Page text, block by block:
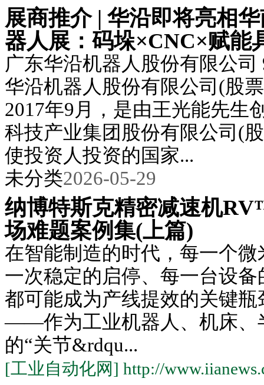
展商推介 | 华沿即将亮相
器人展：码垛×CNC×赋能
广东华沿机器人股份有限公司
华沿机器人股份有限公司(股
2017年9月，是由王光能先生
科技产业集团股份有限公司(
使投资人投资的国家...
未分类2026-05-29
纳博特斯克精密减速机
场难题案例集(上篇)
在智能制造的时代，每一个
一次稳定的启停、每一台设
都可能成为产线提效的关键瓶
——作为工业机器人、机床、
的“关节&rdqu...
[工业自动化网] http://